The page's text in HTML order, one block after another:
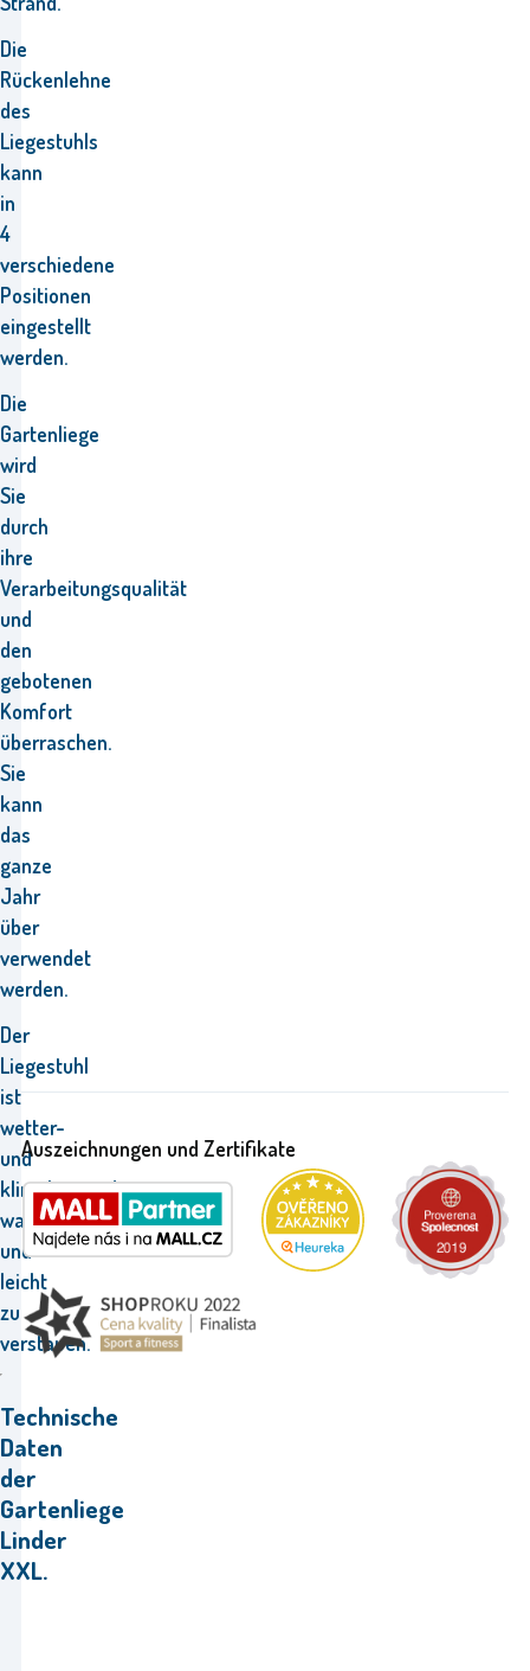
Die
Rückenlehne
des
Liegestuhls
kann
in
4
verschiedene
Positionen
eingestellt
werden.
Die
Gartenliege
wird
Sie
durch
ihre
Verarbeitungsqualität
und
den
gebotenen
Komfort
überraschen.
Sie
kann
das
ganze
Jahr
über
verwendet
werden.
Der
Liegestuhl
ist
wetter-
und
klimabeständig,
wartungsarm
und
leicht
zu
verstauen.
Technische
Daten
der
Gartenliege
Linder
XXL.
Auszeichnungen und Zertifikate